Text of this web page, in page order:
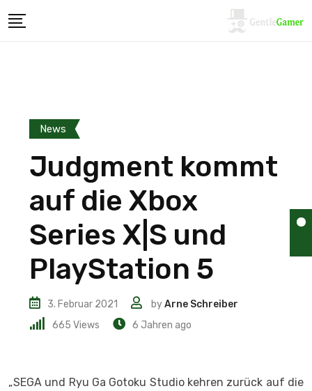
News
Judgment kommt
auf die Xbox
Series X|S und
PlayStation 5
3. Februar 2021 byArne Schreiber
665 Views 6 Jahren ago
„SEGA und Ryu Ga Gotoku Studio kehren zurück auf die